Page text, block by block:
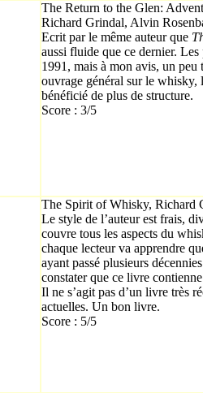
The Return to the Glen:
Richard Grindal, Alvin
Ecrit par le même auteur que
aussi fluide que ce dernier.
1991, mais à mon avis, un
ouvrage général sur le whisky,
bénéficié de plus de structure.
Score : 3/5
The Spirit of Whisky, Richard
Le style de l’auteur est frais,
couvre tous les aspects du
chaque lecteur va apprendre
ayant passé plusieurs
constater que ce livre
Il ne s’agit pas d’un livre très
actuelles. Un bon livre.
Score : 5/5